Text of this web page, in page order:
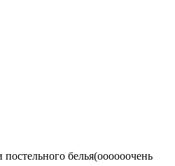
белья(оооооочень